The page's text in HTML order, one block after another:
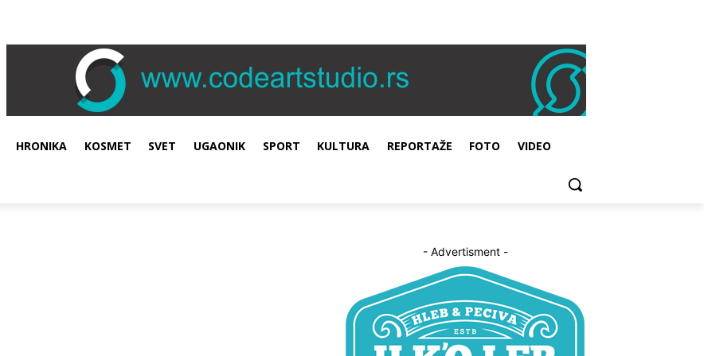
HRONIKA KOSMET SVET UGAONIK SPORT KULTURA REPORTAŽE FOTO VIDEO
- Advertisment -